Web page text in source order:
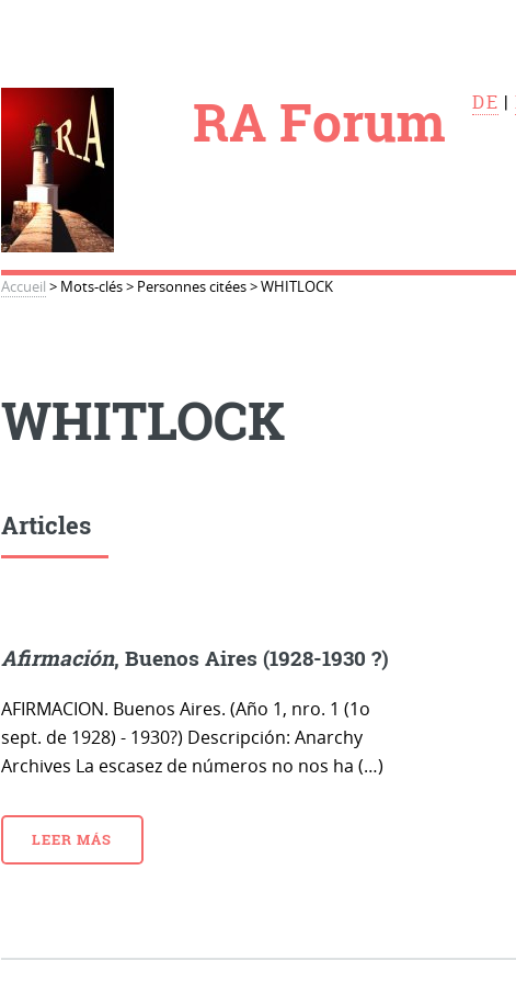
RA Forum DE |
Accueil > Mots-clés> Personnes citées>WHITLOCK
WHITLOCK
Articles
Afirmación, Buenos Aires (1928-1930 ?)
AFIRMACION. Buenos Aires. (Año 1, nro. 1 (1o
sept. de 1928) - 1930?) Descripción: Anarchy
Archives La escasez de números no nos ha (…)
LEER MÁS